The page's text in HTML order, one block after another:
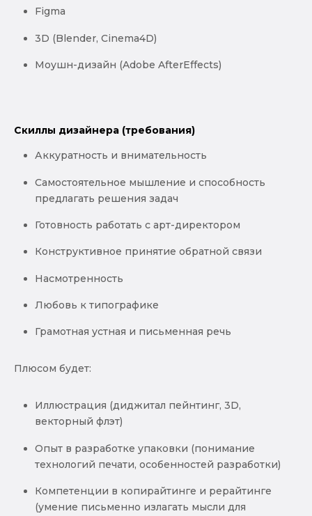
Figma
3D (Blender, Cinema4D)
Моушн-дизайн (Adobe AfterEffects)
Скиллы дизайнера (требования)
Аккуратность и внимательность
Самостоятельное мышление и способность
предлагать решения задач
Готовность работать с арт-директором
Конструктивное принятие обратной связи
Насмотренность
Любовь к типографике
Грамотная устная и письменная речь
Плюсом будет:
Иллюстрация (диджитал пейнтинг, 3D,
векторный флэт)
Опыт в разработке упаковки (понимание
технологий печати, особенностей разработки)
Компетенции в копирайтинге и рерайтинге
(умение письменно излагать мысли для